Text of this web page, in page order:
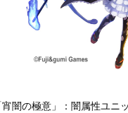
闇の極意」：闇属性ユニ